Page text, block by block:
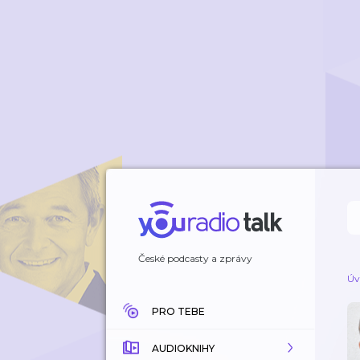
České podcasty a zprávy
PRO TEBE
AUDIOKNIHY